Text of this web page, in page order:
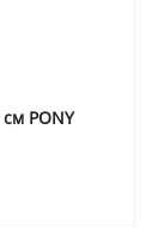
PONY